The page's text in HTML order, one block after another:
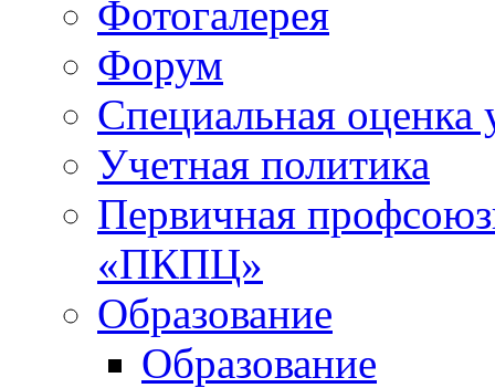
Фотогалерея
Форум
Специальная оценка
Учетная политика
Первичная
«ПКПЦ»
Образование
Образование